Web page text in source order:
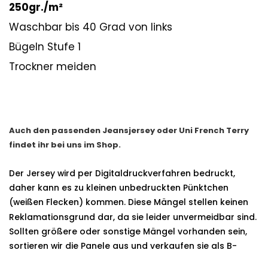
250gr./m²
Waschbar bis 40 Grad von links
Bügeln Stufe 1
Trockner meiden
Auch den passenden Jeansjersey oder Uni French Terry
findet ihr bei uns im Shop.
Der Jersey wird per Digitaldruckverfahren bedruckt,
daher kann es zu kleinen unbedruckten Pünktchen
(weißen Flecken) kommen. Diese Mängel stellen keinen
Reklamationsgrund dar, da sie leider unvermeidbar sind.
Sollten größere oder sonstige Mängel vorhanden sein,
sortieren wir die Panele aus und verkaufen sie als B-